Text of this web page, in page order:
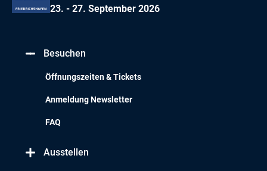
23. - 27. September 2026
Besuchen
Öffnungszeiten & Tickets
Anmeldung Newsletter
FAQ
Ausstellen